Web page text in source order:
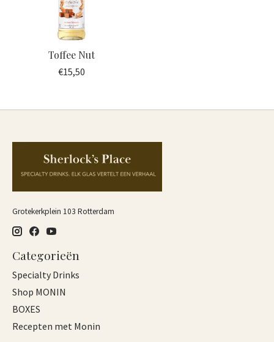
Toffee Nut
€15,50
Grotekerkplein 103 Rotterdam
Categorieën
Specialty Drinks
Shop MONIN
BOXES
Recepten met Monin